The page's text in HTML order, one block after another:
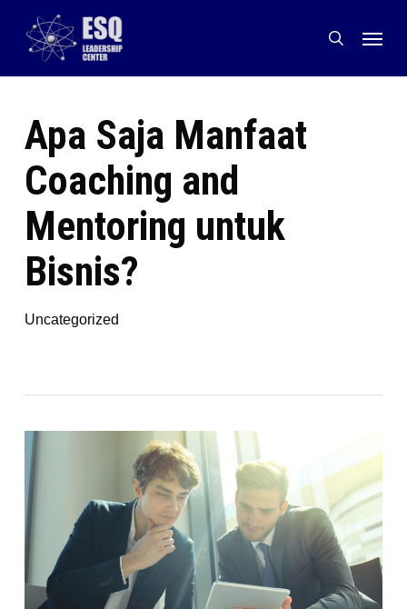
content
search
Menu
Apa Saja Manfaat
Coaching and
Mentoring untuk
Bisnis?
Uncategorized